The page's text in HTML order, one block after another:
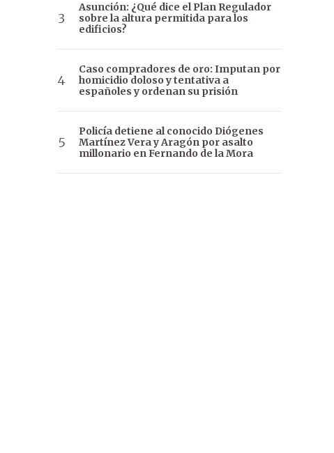
Asunción: ¿Qué dice el Plan Regulador
sobre la altura permitida para los
edificios?
Caso compradores de oro: Imputan por
homicidio doloso y tentativa a
españoles y ordenan su prisión
Policía detiene al conocido Diógenes
Martínez Vera y Aragón por asalto
millonario en Fernando de la Mora